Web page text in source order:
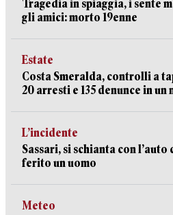
Tragedia in spiaggia, i sente
gli amici: morto 19enne
Estate
Costa Smeralda, controlli a
20 arresti e 135 denunce in un
L’incidente
Sassari, si schianta con
ferito un uomo
Meteo